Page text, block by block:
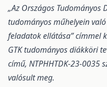
„Az Országos
tudományos műhelyein
feladatok ellátása” címmel
GTK tudományos diákköri
című, NTPHHTDK-23-0035
valósult meg.